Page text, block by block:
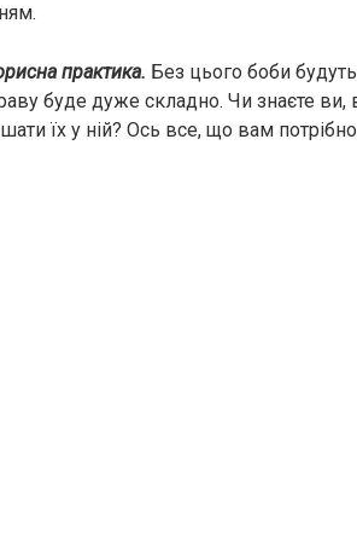
практика. Без цього боби будуть
буде дуже складно. Чи знаєте ви,
їх у ній? Ось все, що вам